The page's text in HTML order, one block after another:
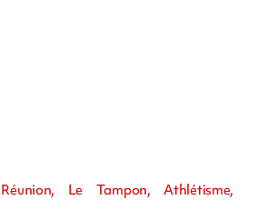
Le Tampon, Athlétisme,